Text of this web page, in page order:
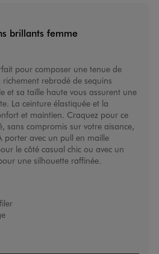
brillants femme
pour composer une tenue de
rebrodé de sequins
et sa taille haute vous assurent une
La ceinture élastiquée et la
et maintien. Craquez pour ce
sans compromis sur votre aisance,
porter avec un pull en maille
le côté casual chic ou avec un
une silhouette raffinée.